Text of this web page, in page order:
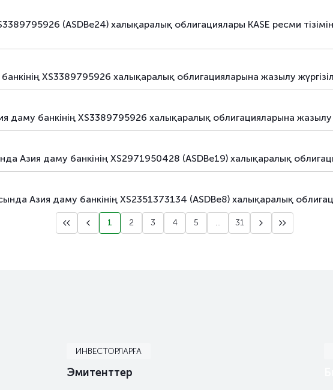
(ASDBe24) халықаралық облигациялары KASE ресми
XS3389795926 халықаралық облигацияларына жазылу
банкінің XS3389795926 халықаралық облигацияларына жазылу
Азия даму банкінің XS2971950428 (ASDBe19) халықаралық
Азия даму банкінің XS2351373134 (ASDBe8) халықаралық
1 2 3 4 5 ... 31
ИНВЕСТОРЛАРҒА
Эмитенттер